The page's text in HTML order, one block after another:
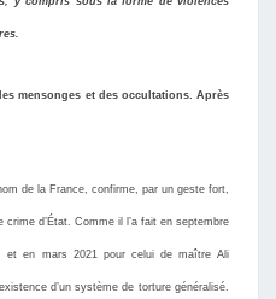
mensonges et des occultations. Après
de la France, confirme, par un geste fort,
d’État. Comme il l’a fait en septembre
et en mars 2021 pour celui de maître Ali
d’un système de torture généralisé.